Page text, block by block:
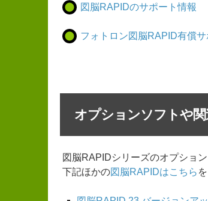
図脳RAPIDのサポート情報
フォトロン図脳RAPID有償
オプションソフトや関
図脳RAPIDシリーズのオプショ
下記ほかの図脳RAPIDはこちら